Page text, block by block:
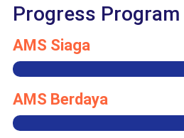
Progress Program
AMS Siaga
AMS Berdaya